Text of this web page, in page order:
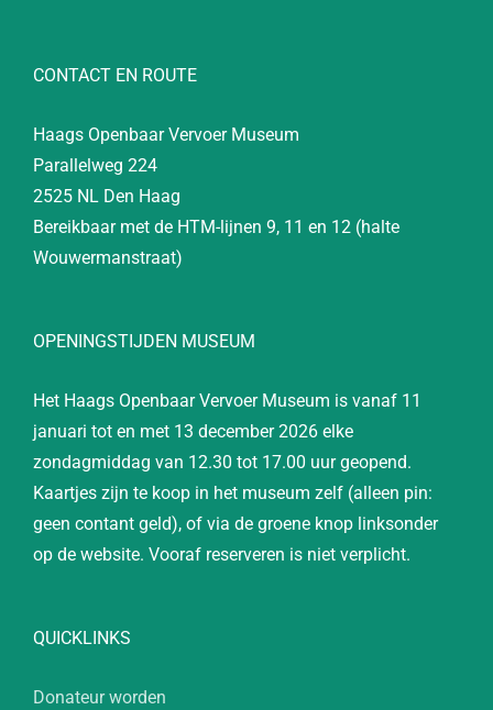
CONTACT EN ROUTE
Haags Openbaar Vervoer Museum
Parallelweg 224
2525 NL Den Haag
Bereikbaar met de HTM-lijnen 9, 11 en 12 (halte
Wouwermanstraat)
OPENINGSTIJDEN MUSEUM
Het Haags Openbaar Vervoer Museum is vanaf 11
januari tot en met 13 december 2026 elke
zondagmiddag van 12.30 tot 17.00 uur geopend.
Kaartjes zijn te koop in het museum zelf (alleen pin:
geen contant geld), of via de groene knop linksonder
op de website. Vooraf reserveren is niet verplicht.
QUICKLINKS
Donateur worden